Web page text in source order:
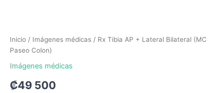
Inicio / Imágenes médicas / Rx Tibia AP + Lateral Bilateral (MC
Paseo Colon)
Imágenes médicas
₡49 500